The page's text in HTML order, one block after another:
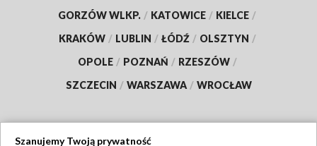
GORZÓW WLKP. / KATOWICE / KIELCE /
KRAKÓW / LUBLIN / ŁÓDŹ / OLSZTYN /
OPOLE / POZNAŃ / RZESZÓW /
SZCZECIN / WARSZAWA / WROCŁAW
Szanujemy Twoją prywatność